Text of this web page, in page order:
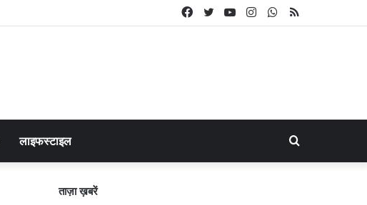
RSS
WhatsApp
Instagram
YouTube
Twitter
Facebook
लाइफस्टाइल Search
ताज़ा ख़बरें